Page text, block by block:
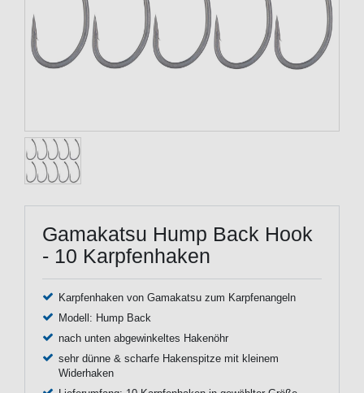
Gamakatsu Hump Back Hook
- 10 Karpfenhaken
Karpfenhaken von Gamakatsu zum Karpfenangeln
Modell: Hump Back
nach unten abgewinkeltes Hakenöhr
sehr dünne & scharfe Hakenspitze mit kleinem
Widerhaken